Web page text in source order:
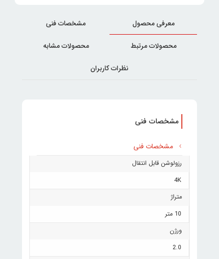
معرفی محصول مشخصات فنی
محصولات مرتبط محصولات مشابه
نظرات کاربران
مشخصات فنی
مشخصات فنی
رزولوشن قابل انتقال
4K
متراژ
10 متر
ورژن
2.0